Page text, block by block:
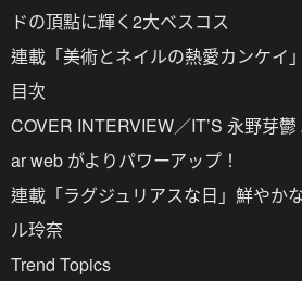
ドの頂點に輝く2大ベスコス
連載「美術とネイルの熱愛カンケイ」
目次
COVER INTERVIEW／IT’S 永野芽
ar web がよりパワーアップ！
連載「ラグジュリアスな日」鮮やか
ル玲奈
Trend Topics